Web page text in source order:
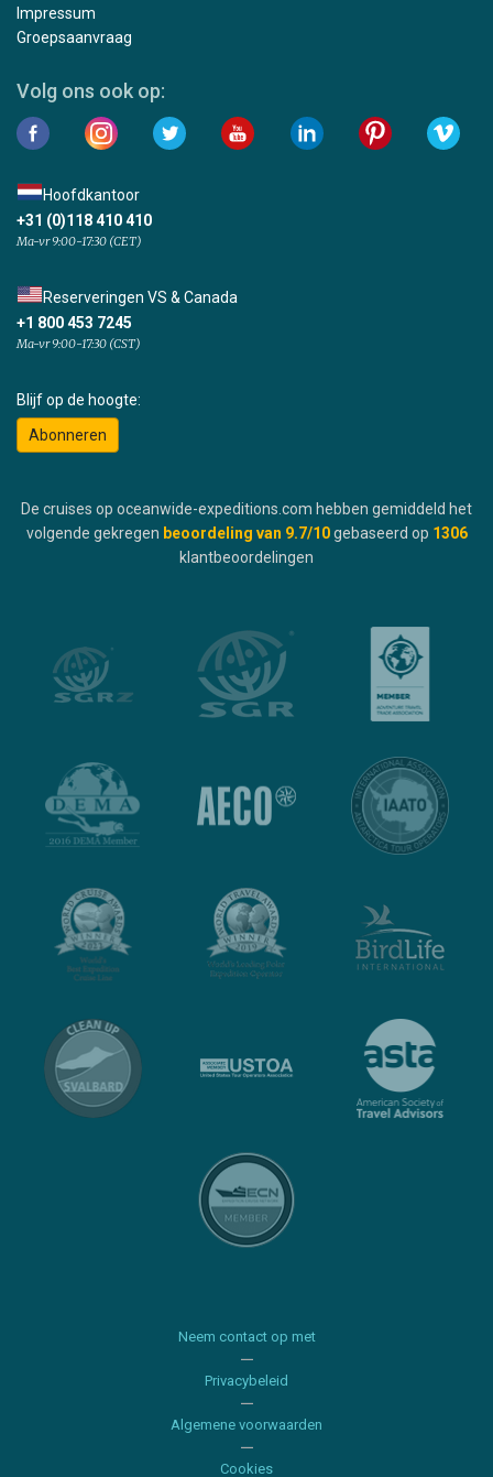
Impressum
Groepsaanvraag
Volg ons ook op:
Hoofdkantoor
+31 (0)118 410 410
Ma-vr 9:00-17:30 (CET)
Reserveringen VS & Canada
+1 800 453 7245
Ma-vr 9:00-17:30 (CST)
Blijf op de hoogte:
Abonneren
De cruises op oceanwide-expeditions.com hebben gemiddeld het
volgende gekregen beoordeling van 9.7/10 gebaseerd op 1306
klantbeoordelingen
Neem contact op met
Privacybeleid
Algemene voorwaarden
Cookies